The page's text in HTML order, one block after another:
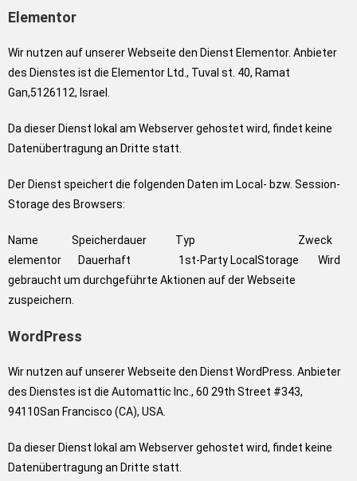
Elementor
Wir nutzen auf unserer Webseite den Dienst Elementor. Anbieter
des Dienstes ist die Elementor Ltd., Tuval st. 40, Ramat
Gan,5126112, Israel.
Da dieser Dienst lokal am Webserver gehostet wird, findet keine
Datenübertragung an Dritte statt.
Der Dienst speichert die folgenden Daten im Local- bzw. Session-
Storage des Browsers:
Name Speicherdauer Typ Zweck
elementor Dauerhaft 1st-Party LocalStorage Wird
gebraucht um durchgeführte Aktionen auf der Webseite
zuspeichern.
WordPress
Wir nutzen auf unserer Webseite den Dienst WordPress. Anbieter
des Dienstes ist die Automattic Inc., 60 29th Street #343,
94110San Francisco (CA), USA.
Da dieser Dienst lokal am Webserver gehostet wird, findet keine
Datenübertragung an Dritte statt.